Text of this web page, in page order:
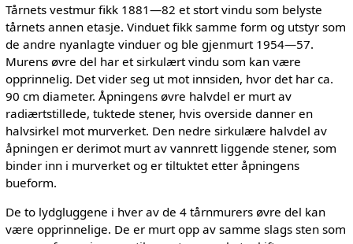
Tårnets vestmur fikk 1881—82 et stort vindu som belyste
tårnets annen etasje. Vinduet fikk samme form og utstyr som
de andre nyanlagte vinduer og ble gjenmurt 1954—57.
Murens øvre del har et sirkulært vindu som kan være
opprinnelig. Det vider seg ut mot innsiden, hvor det har ca.
90 cm diameter. Åpningens øvre halvdel er murt av
radiærtstillede, tuktede stener, hvis overside danner en
halvsirkel mot murverket. Den nedre sirkulære halvdel av
åpningen er derimot murt av vannrett liggende stener, som
binder inn i murverket og er tiltuktet etter åpningens
bueform.
De to lydgluggene i hver av de 4 tårnmurers øvre del kan
være opprinnelige. De er murt opp av samme slags sten som